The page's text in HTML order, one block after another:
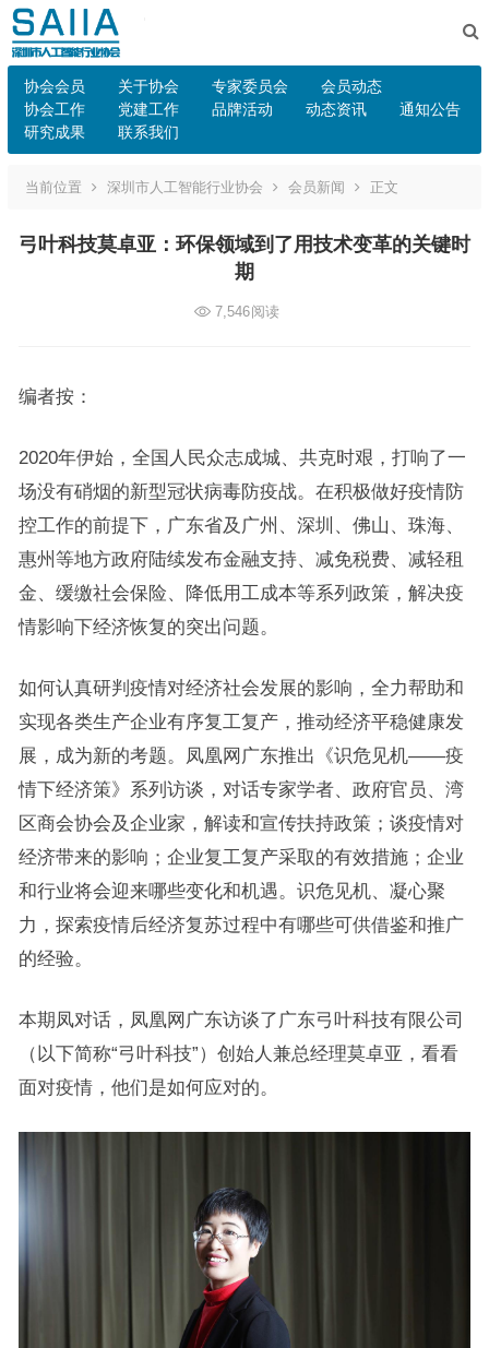
协会会员 关于协会 专家委员会
会员动态
协会工作
党建工作 品牌活动 动态资讯
通知公告
研究成果
联系我们
当前位置 深圳市人工智能行业协会 会员新闻 正文
弓叶科技莫卓亚：环保领域到了用技术变革的关键时
期
7,546阅读
编者按：
2020年伊始，全国人民众志成城、共克时艰，打响了一
场没有硝烟的新型冠状病毒防疫战。在积极做好疫情防
控工作的前提下，广东省及广州、深圳、佛山、珠海、
惠州等地方政府陆续发布金融支持、减免税费、减轻租
金、缓缴社会保险、降低用工成本等系列政策，解决疫
情影响下经济恢复的突出问题。
如何认真研判疫情对经济社会发展的影响，全力帮助和
实现各类生产企业有序复工复产，推动经济平稳健康发
展，成为新的考题。凤凰网广东推出《识危见机——疫
情下经济策》系列访谈，对话专家学者、政府官员、湾
区商会协会及企业家，解读和宣传扶持政策；谈疫情对
经济带来的影响；企业复工复产采取的有效措施；企业
和行业将会迎来哪些变化和机遇。识危见机、凝心聚
力，探索疫情后经济复苏过程中有哪些可供借鉴和推广
的经验。
本期凤对话，凤凰网广东访谈了广东弓叶科技有限公司
（以下简称“弓叶科技”）创始人兼总经理莫卓亚，看看
面对疫情，他们是如何应对的。